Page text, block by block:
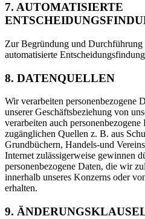
7. AUTOMATISIERTE
Zur Begründung und Durchführung
automatisierte
8. DATENQUELLEN
Wir verarbeiten personenbezogene
unserer Geschäftsbeziehung von
verarbeiten auch
zugänglichen Quellen z. B. aus
Grundbüchern, Handels-und
Internet zulässigerweise gewinnen
personenbezogene Daten, die wir
innerhalb unseres Konzerns oder
erhalten.
9.